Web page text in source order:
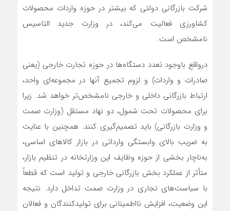
شرکت بازرگانی دولتی که بیشتر در حوزه واردات محصولات
کشاورزی فعالیت می‌کند، در وزارت جدید التاسیس
نامشخص است.
درواقع باوجود تعدد دستگاه‌ها در حوزه تجارت خارجی (یعنی
صادرات و واردات) و لزوم تجمیع آنها در مجموعه‌ای واحد،
ارتباط بازرگانی داخلی و خارجی نامشخص‌تر خواهد شد. زیرا
برای محصولات تحت شمول، دو نهاد مستقل (وزارت صمت
و وزارت بازرگانی) باید تصمیم‌گیری کنند. همچنین با عنایت
به ضریب بالای وابستگی وارداتی در بازار کالاهای اساسی،
به‌ناچار بخشی از حوزه وظایف این وزارتخانه در تنظیم بازار،
متأثر از عملکرد بخش بازرگانی خارجی و تولید است که قطعاً
با سیاست‌های تجاری در وزارت صمت تداخل دارد. نتیجه
این وضعیت، افزایش نااطمینانی برای تولیدکنندگان و فعالان